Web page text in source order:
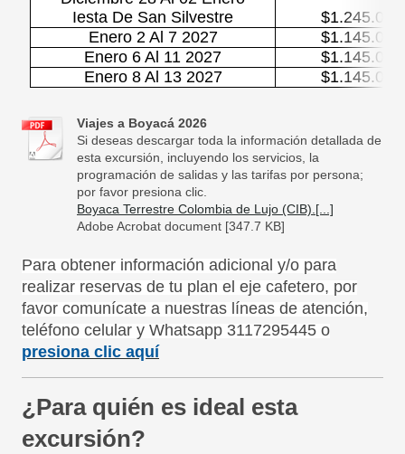
Iesta De San Silvestre
$1.245.000
Enero 2 Al 7 2027
$1.145.000
Enero 6 Al 11 2027
$1.145.000
Enero 8 Al 13 2027
$1.145.000
Viajes a Boyacá 2026
Si deseas descargar toda la información detallada de
esta excursión, incluyendo los servicios, la
programación de salidas y las tarifas por persona;
por favor presiona clic.
Boyaca Terrestre Colombia de Lujo (CIB).[...]
Adobe Acrobat document [347.7 KB]
Para obtener información adicional y/o para
realizar reservas de tu plan el eje cafetero, por
favor comunícate a nuestras líneas de atención,
teléfono celular y Whatsapp 3117295445 o
presiona clic aquí
¿Para quién es ideal esta
excursión?